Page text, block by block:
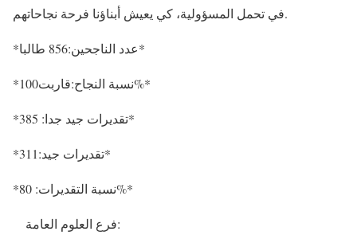
في تحمل المسؤولية، كي يعيش أبناؤنا فرحة نجاحاتهم.
*عددالناجحين:856 طالبا*
*نسبة النجاح:قاربت100%*
*تقديرات جيد جدا: 385*
*تقديرات جيد:311*
*نسبة التقديرات: 80%*
فرع العلوم العامة: